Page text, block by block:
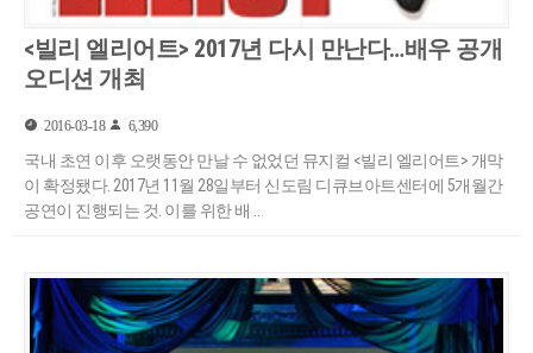
<빌리 엘리어트> 2017년 다시 만난다…배우 공개
오디션 개최
2016-03-18 6,390
국내 초연 이후 오랫동안 만날 수 없었던 뮤지컬 <빌리 엘리어트> 개막
이 확정됐다. 2017년 11월 28일부터 신도림 디큐브아트센터에 5개월간
공연이 진행되는 것. 이를 위한 배 ..